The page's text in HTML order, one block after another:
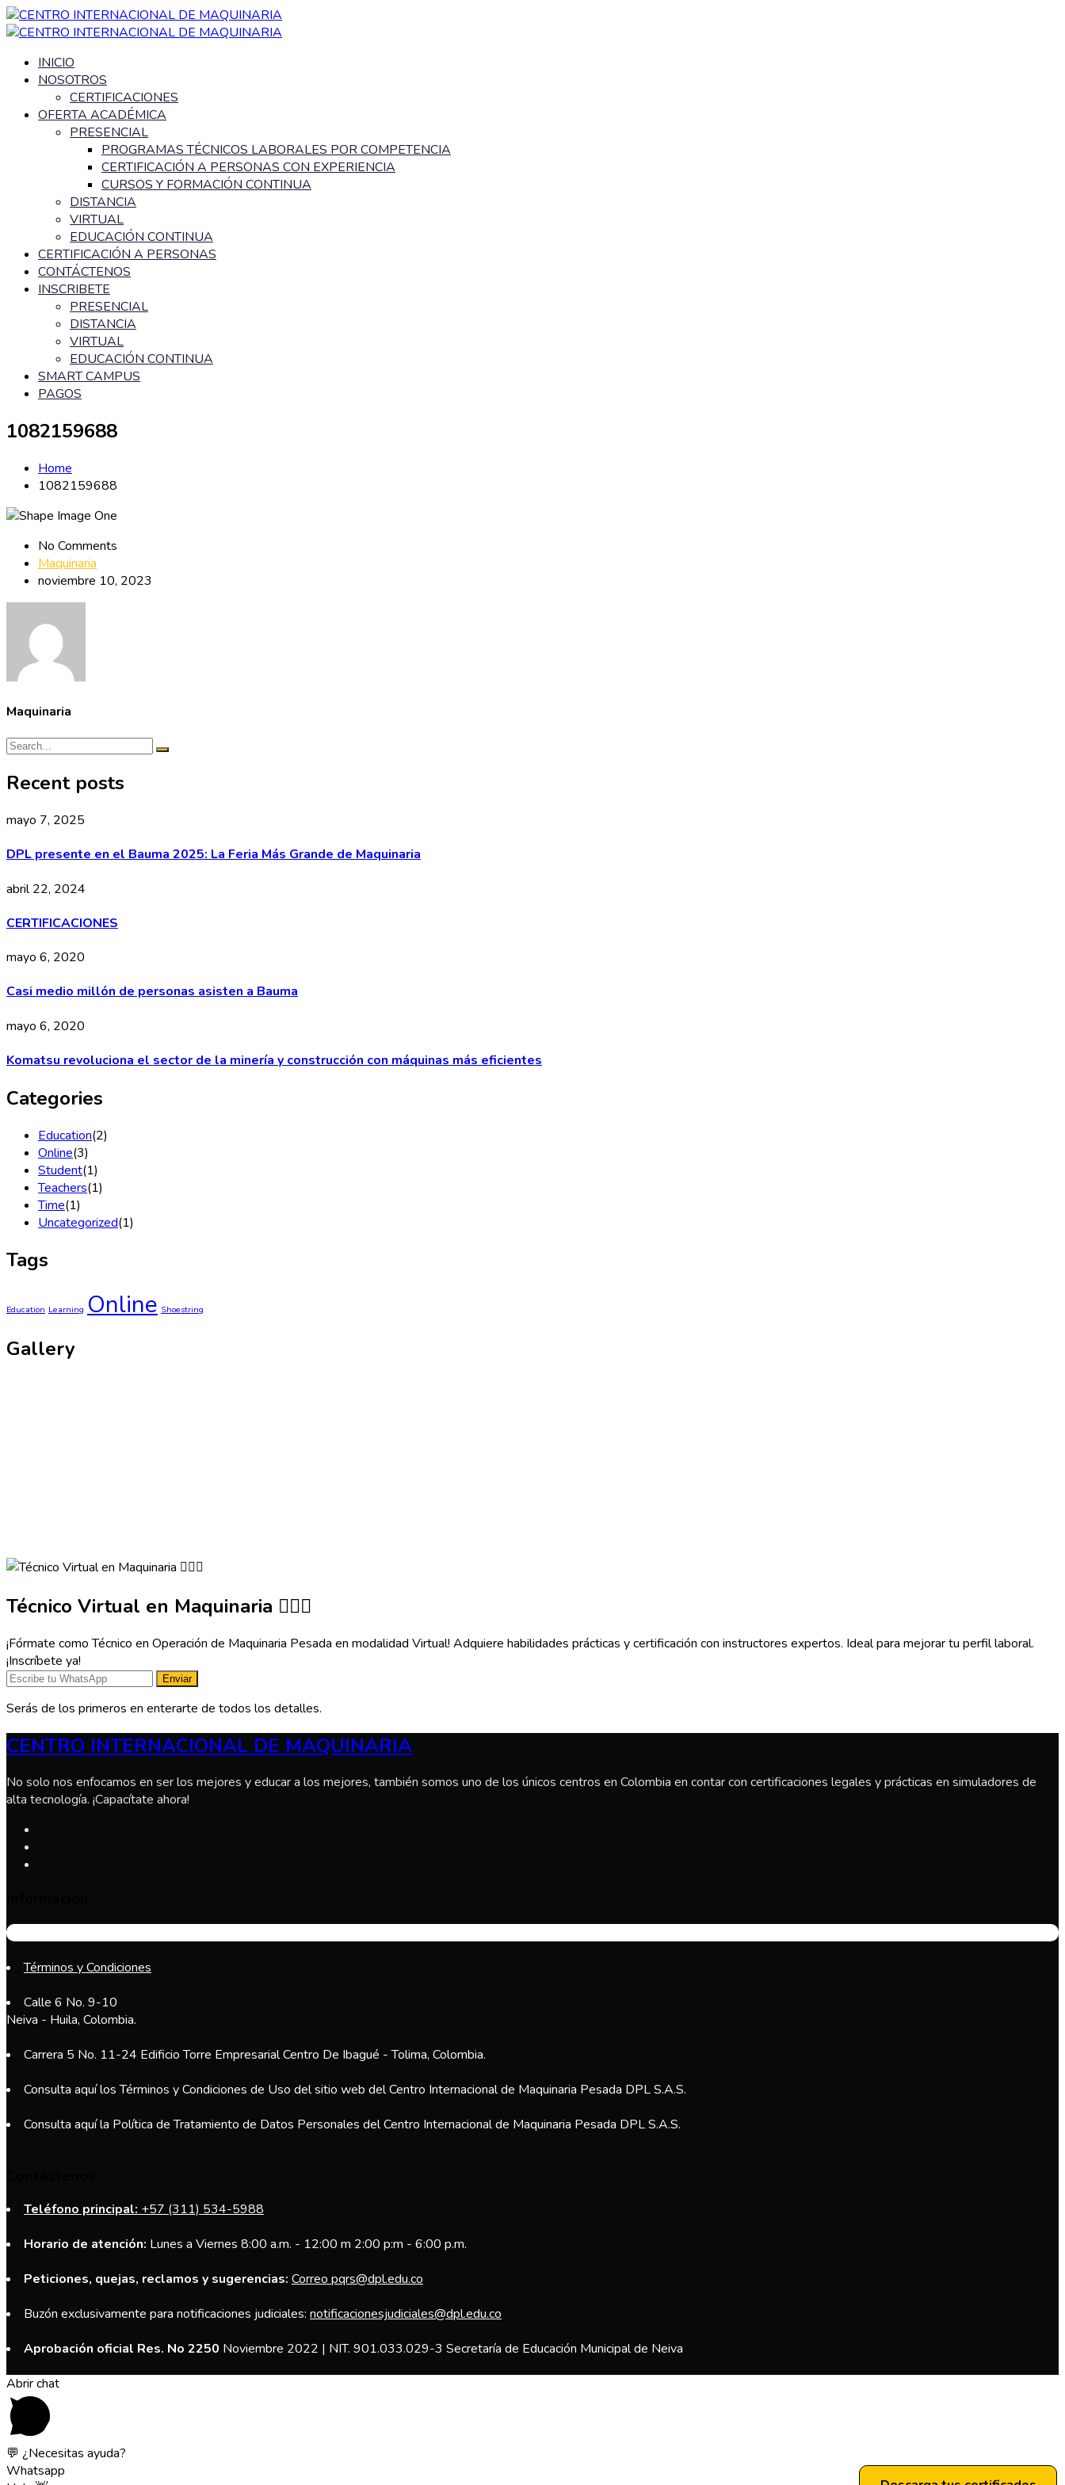
INICIO
NOSOTROS
CERTIFICACIONES
OFERTA ACADÉMICA
PRESENCIAL
PROGRAMAS TÉCNICOS LABORALES POR COMPETENCIA
CERTIFICACIÓN A PERSONAS CON EXPERIENCIA
CURSOS Y FORMACIÓN CONTINUA
DISTANCIA
VIRTUAL
EDUCACIÓN CONTINUA
CERTIFICACIÓN A PERSONAS
CONTÁCTENOS
INSCRIBETE
PRESENCIAL
DISTANCIA
VIRTUAL
EDUCACIÓN CONTINUA
SMART CAMPUS
PAGOS
1082159688
Home
1082159688
No Comments
Maquinaria
noviembre 10, 2023
Maquinaria
Recent posts
mayo 7, 2025
DPL presente en el Bauma 2025: La Feria Más Grande de Maquinaria
abril 22, 2024
CERTIFICACIONES
mayo 6, 2020
Casi medio millón de personas asisten a Bauma
mayo 6, 2020
Komatsu revoluciona el sector de la minería y construcción con máquinas más eficientes
Categories
Education(2)
Online(3)
Student(1)
Teachers(1)
Time(1)
Uncategorized(1)
Tags
Education Learning Online Shoestring
Gallery
Técnico Virtual en Maquinaria 👷🏻‍♂️
¡Fórmate como Técnico en Operación de Maquinaria Pesada en modalidad Virtual! Adquiere habilidades prácticas y certificación con instructores expertos. Ideal para mejorar tu perfil laboral.
¡Inscríbete ya!
Enviar
Serás de los primeros en enterarte de todos los detalles.
CENTRO INTERNACIONAL DE MAQUINARIA
No solo nos enfocamos en ser los mejores y educar a los mejores, también somos uno de los únicos centros en Colombia en contar con certificaciones legales y prácticas en simuladores de
alta tecnología. ¡Capacítate ahora!
Términos y Condiciones
Calle 6 No. 9-10
Neiva - Huila, Colombia.
Carrera 5 No. 11-24 Edificio Torre Empresarial Centro De Ibagué - Tolima, Colombia.
Consulta aquí los Términos y Condiciones de Uso del sitio web del Centro Internacional de Maquinaria Pesada DPL S.A.S.
Consulta aquí la Política de Tratamiento de Datos Personales del Centro Internacional de Maquinaria Pesada DPL S.A.S.
Teléfono principal: +57 (311) 534-5988
Horario de atención: Lunes a Viernes 8:00 a.m. - 12:00 m 2:00 p:m - 6:00 p.m.
Peticiones, quejas, reclamos y sugerencias: Correo pqrs@dpl.edu.co
Buzón exclusivamente para notificaciones judiciales: notificacionesjudiciales@dpl.edu.co
Aprobación oficial Res. No 2250 Noviembre 2022 | NIT. 901.033.029-3 Secretaría de Educación Municipal de Neiva
Abrir chat
💬 ¿Necesitas ayuda?
Whatsapp